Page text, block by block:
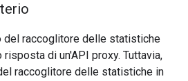
del raccoglitore delle statistiche
di un'API proxy. Tuttavia,
raccoglitore delle statistiche in